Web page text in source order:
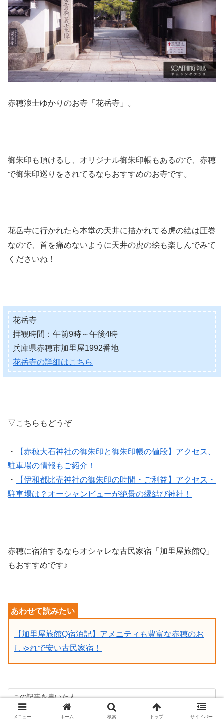
赤穂浪士ゆかりのお寺「花岳寺」。
御朱印も頂けるし、オリジナル御朱印帳もあるので、赤穂
で御朱印巡りをされてるならおすすめのお寺です。
花岳寺に行かれたら本堂の天井に描かれてる虎の絵は圧巻
なので、首を痛めないように天井の虎の絵も楽しんでみて
くださいね！
花岳寺
拝観時間：午前9時～午後4時
兵庫県赤穂市加里屋1992番地
花岳寺の詳細はこちら
▽こちらもどうぞ
・
【赤穂大石神社の御朱印と御朱印帳の値段】アクセス、
駐車場の情報もご紹介！
・
【伊和都比売神社の御朱印の時間・ご利益】アクセス・
駐車場は？オーシャンビューが絶景の縁結び神社！
赤穂に宿泊するならオシャレな古民家宿「加里屋旅館Q」
もおすすめです♪
【加里屋旅館Q宿泊記】アメニティも豊富な赤穂のお
しゃれで安い古民家宿！
この記事を書いた人
something plus
全国47都道府県のうち32県を旅したアラフィ
メニュー ホーム 検索 トップ サイドバー